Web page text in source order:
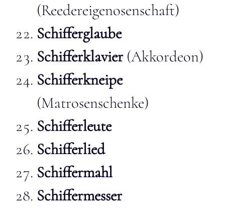
(Reedereigenosenschaft)
Schifferglaube
Schifferklavier(Akkordeon)
Schifferkneipe
(Matrosenschenke)
Schifferleute
Schifferlied
Schiffermahl
Schiffermesser